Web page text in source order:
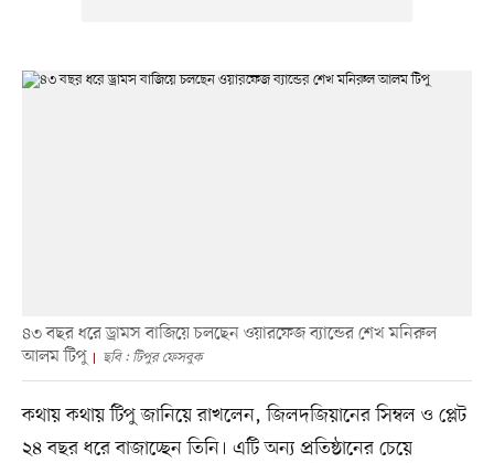
৪৩ বছর ধরে ড্রামস বাজিয়ে চলছেন ওয়ারফেজ ব্যান্ডের শেখ মনিরুল
আলম টিপু
ছবি : টিপুর ফেসবুক
কথায় কথায় টিপু জানিয়ে রাখলেন, জিলদজিয়ানের সিম্বল ও প্লেট
২৪ বছর ধরে বাজাচ্ছেন তিনি। এটি অন্য প্রতিষ্ঠানের চেয়ে